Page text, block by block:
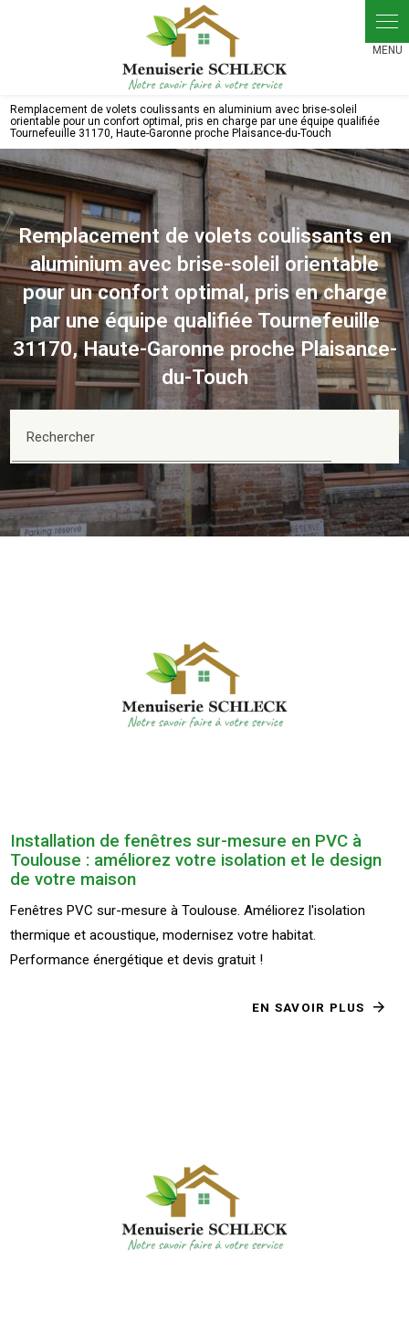
Remplacement de volets coulissants en aluminium avec brise-soleil
orientable pour un confort optimal, pris en charge par une équipe qualifiée
Tournefeuille 31170, Haute-Garonne proche Plaisance-du-Touch
Remplacement de volets coulissants en
aluminium avec brise-soleil orientable
pour un confort optimal, pris en charge
par une équipe qualifiée Tournefeuille
31170, Haute-Garonne proche Plaisance-
du-Touch
Rechercher
Installation de fenêtres sur-mesure en PVC à
Toulouse : améliorez votre isolation et le design
de votre maison
Fenêtres PVC sur-mesure à Toulouse. Améliorez l'isolation
thermique et acoustique, modernisez votre habitat.
Performance énergétique et devis gratuit !
EN SAVOIR PLUS
Panneau de gestion des cookies